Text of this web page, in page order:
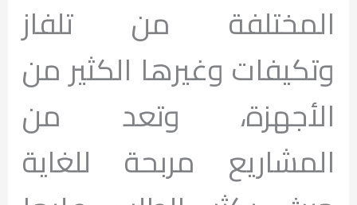
المختلفة من تلفاز
وتكيفات وغيرها الكثير من
الأجهزة، وتعد من
المشاريع مربحة للغاية